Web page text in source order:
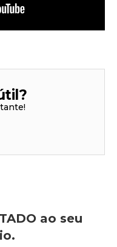
ao seu